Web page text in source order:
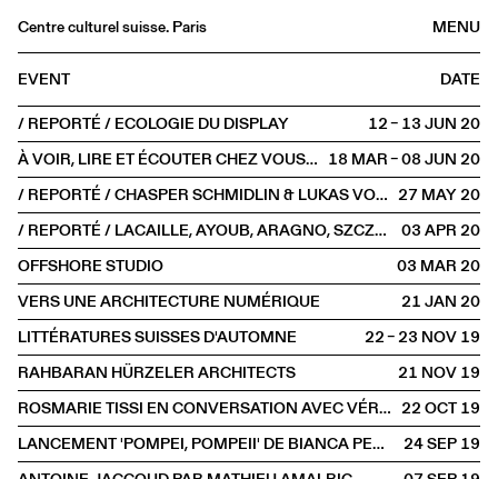
MENU
Centre culturel suisse. Paris
Agenda
Bookshop
Buvette
Archives
Medias
Publications
About
FR/EN
SPOKEN
EVENT
DATE
/ REPORTÉ / ECOLOGIE DU DISPLAY
12 – 13 JUN2020
À VOIR, LIRE ET ÉCOUTER CHEZ VOUS #3 18 MAR – 08 JUN2020
/ REPORTÉ / CHASPER SCHMIDLIN & LUKAS VOELLMY 27 MAY2020
/ REPORTÉ / LACAILLE, AYOUB, ARAGNO, SZCZEPSKI
03 APR2020
OFFSHORE STUDIO
03 MAR2020
VERS UNE ARCHITECTURE NUMÉRIQUE
21 JAN2020
LITTÉRATURES SUISSES D'AUTOMNE
22 – 23 NOV2019
RAHBARAN HÜRZELER ARCHITECTS
21 NOV2019
ROSMARIE TISSI EN CONVERSATION AVEC VÉRONIQUE MARRIER 22 OCT2019
LANCEMENT 'POMPEI, POMPEII' DE BIANCA PEDRINA
24 SEP2019